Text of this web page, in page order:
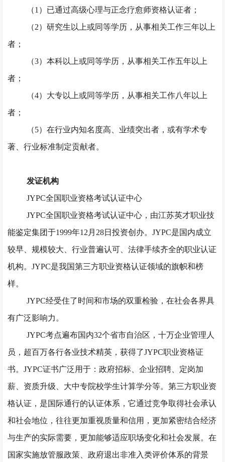
（1）已通过高级心理与正念疗愈师资格认证者；
（2）研究生以上或同等学历，从事相关工作三年以上
者；
（3）本科以上或同等学历，从事相关工作五年以上
者；
（4）大专以上或同等学历，从事相关工作八年以上
者；
（5）在行业内知名度高、业绩突出者，或有学术专
著、行业标准制定贡献者。
发证机构
JYPC全国职业资格考试认证中心
JYPC全国职业资格考试认证中心，由江苏英才职业技
能鉴定集团于1999年12月28日投资创办。JYPC是国内成立
较早、规模较大、行业普遍认可、法律手续齐全的职业认证
机构。JYPC是我国第三方职业资格认证领域的旗帜和榜
样。
JYPC经受住了时间和市场的双重检验，在社会各界具
有广泛影响力。
JYPC考点遍布国内32个省市自治区，十万企业管理人
员，超百万各行各业技术精英，获得了JYPC职业资格证
书。JYPC证书广泛用于：政府招标、企业招聘、定岗加
薪、资质升级、大中专院校学生计算学分等。第三方职业资
格认证，是国际通行的认证体系，它通过竞争取得社会承认
和社会地位，往往更加重视质量和信用，更加紧密结合经济
与生产的实际需要，更加能够适应职场变化和社会发展。在
国家实施放管服政策、政府退出非准入类评价体系的背景